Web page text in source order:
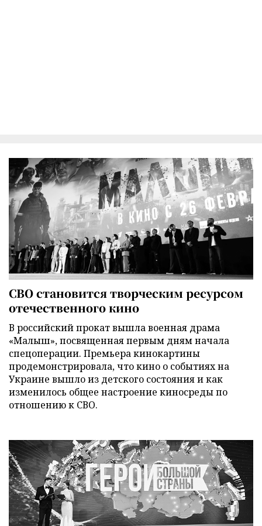
СВО становится творческим ресурсом
отечественного кино
В российский прокат вышла военная драма
«Малыш», посвященная первым дням начала
спецоперации. Премьера кинокартины
продемонстрировала, что кино о событиях на
Украине вышло из детского состояния и как
изменилось общее настроение киносреды по
отношению к СВО.